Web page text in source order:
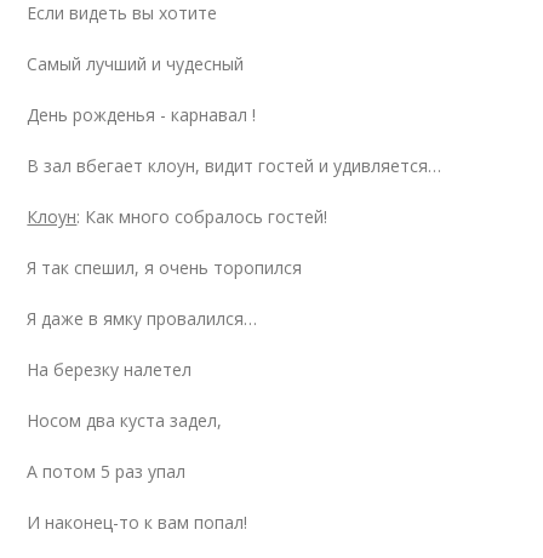
Если видеть вы хотите
Самый лучший и чудесный
День рожденья - карнавал !
В зал вбегает клоун, видит гостей и удивляется…
Клоун: Как много собралось гостей!
Я так спешил, я очень торопился
Я даже в ямку провалился…
На березку налетел
Носом два куста задел,
А потом 5 раз упал
И наконец-то к вам попал!